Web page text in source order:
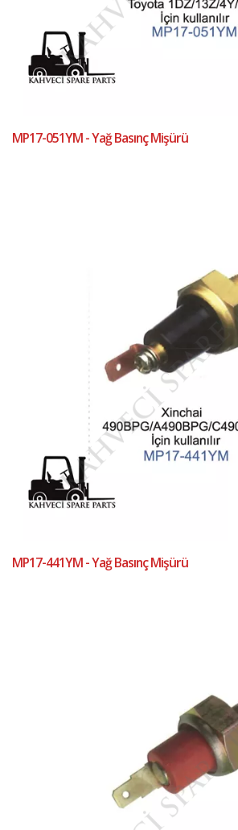
MP17-051YM - Yağ Basınç Mişürü
MP17-441YM - Yağ Basınç Mişürü